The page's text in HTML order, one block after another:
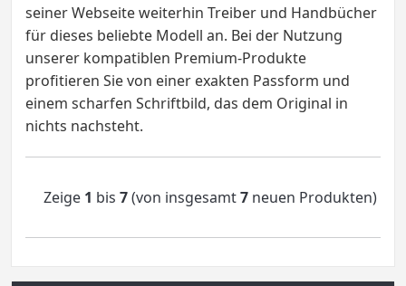
seiner Webseite weiterhin Treiber und Handbücher
für dieses beliebte Modell an. Bei der Nutzung
unserer kompatiblen Premium-Produkte
profitieren Sie von einer exakten Passform und
einem scharfen Schriftbild, das dem Original in
nichts nachsteht.
Zeige 1 bis 7(von insgesamt7 neuen Produkten)